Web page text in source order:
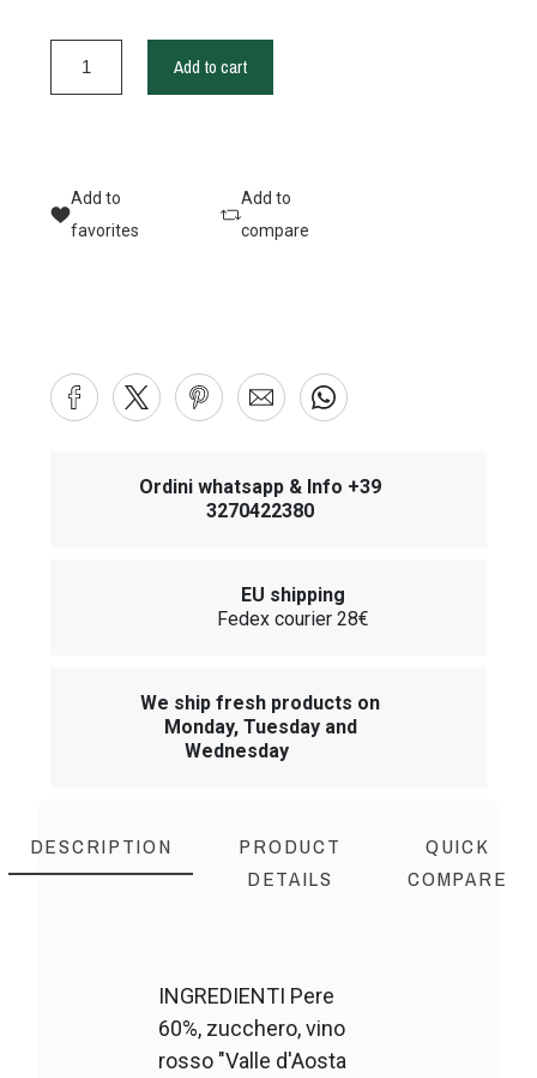
Add to cart
Add to
favorites
Add to
compare
Ordini whatsapp & Info +39
3270422380
EU shipping
Fedex courier 28€
We ship fresh products on
Monday, Tuesday and
Wednesday
DESCRIPTION
PRODUCT
DETAILS
QUICK
COMPARE
INGREDIENTI Pere
60%, zucchero, vino
rosso "Valle d'Aosta